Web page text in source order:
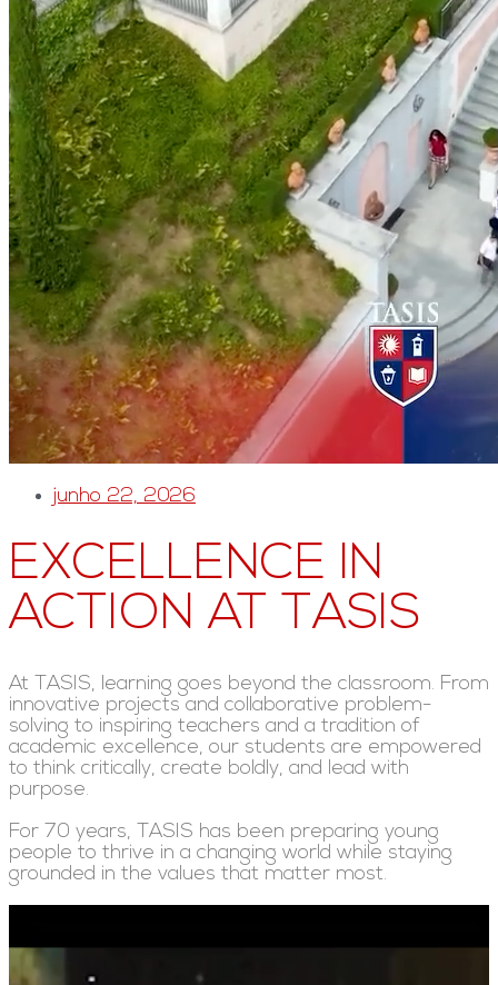
junho 22, 2026
EXCELLENCE IN
ACTION AT TASIS
At TASIS, learning goes beyond the classroom. From
innovative projects and collaborative problem-
solving to inspiring teachers and a tradition of
academic excellence, our students are empowered
to think critically, create boldly, and lead with
purpose.
For 70 years, TASIS has been preparing young
people to thrive in a changing world while staying
grounded in the values that matter most.